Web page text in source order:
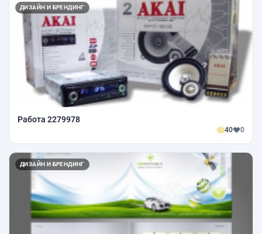
ДИЗАЙН И БРЕНДИНГ
Работа 2279978
40 0
ДИЗАЙН И БРЕНДИНГ